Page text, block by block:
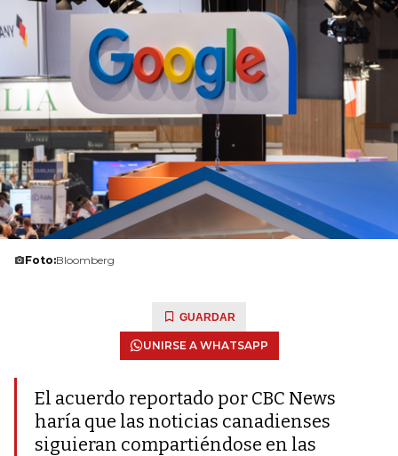
Foto:Bloomberg
GUARDAR
UNIRSE A WHATSAPP
El acuerdo reportado por CBC News
haría que las noticias canadienses
siguieran compartiéndose en las